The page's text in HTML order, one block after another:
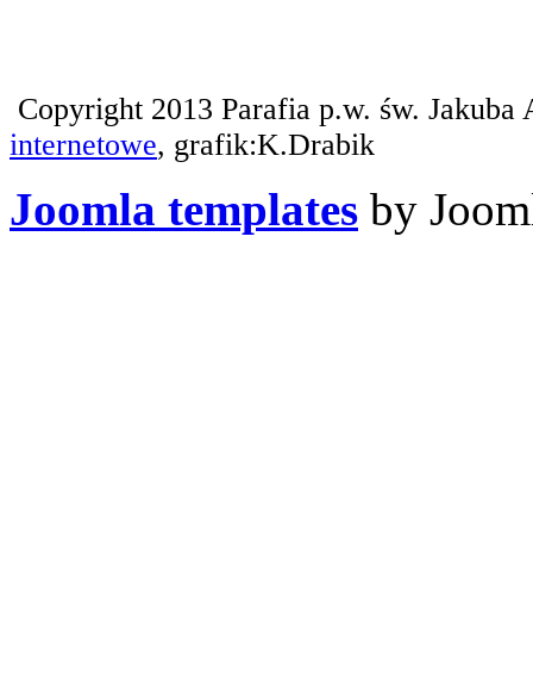
Copyright 2013 Parafia p.w. św.
internetowe, grafik:K.Drabik
Joomla templates by